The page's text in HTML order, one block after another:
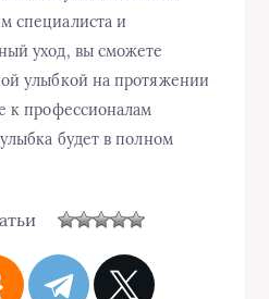
специалиста и
уход, вы сможете
улыбкой на протяжении
к профессионалам
будет в полном